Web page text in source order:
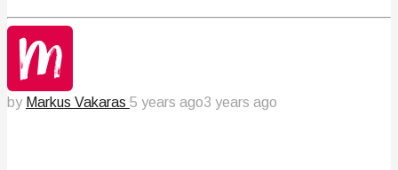
by Markus Vakaras 5 years ago3 years ago